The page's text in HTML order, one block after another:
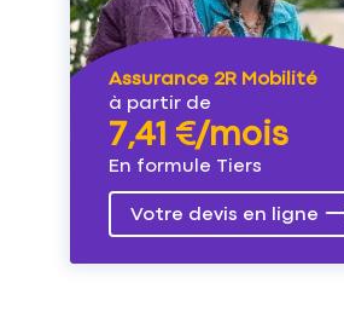
Assurance 2R Mobilité
à partir de
7,41 €/mois
En formule Tiers
Votre devis en ligne